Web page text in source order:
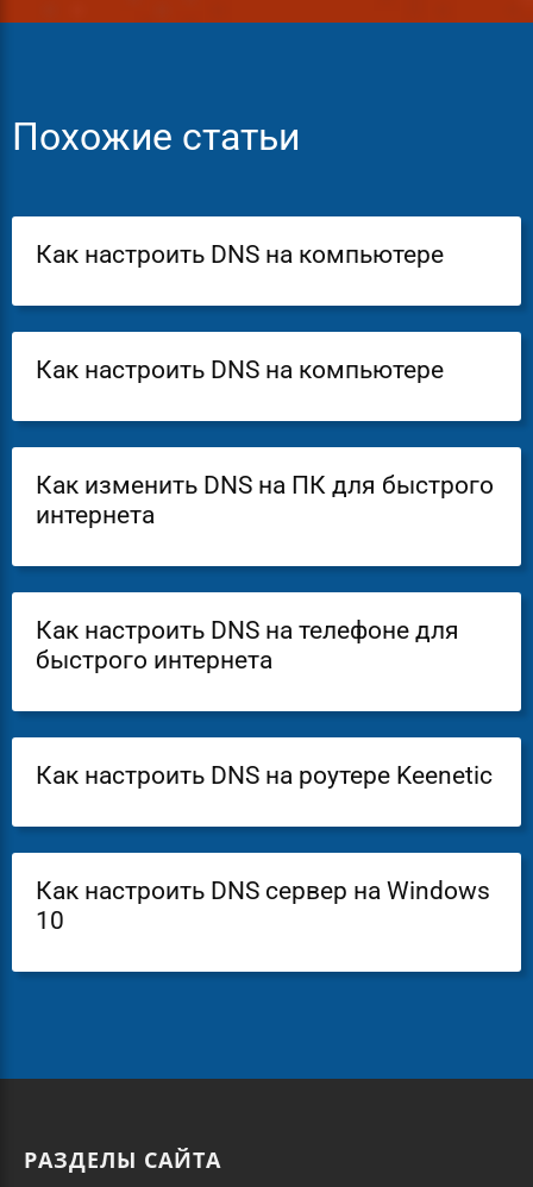
Похожие статьи
Как настроить DNS на компьютере
Как настроить DNS на компьютере
Как изменить DNS на ПК для быстрого
интернета
Как настроить DNS на телефоне для
быстрого интернета
Как настроить DNS на роутере Keenetic
Как настроить DNS сервер на Windows
10
РАЗДЕЛЫ САЙТА